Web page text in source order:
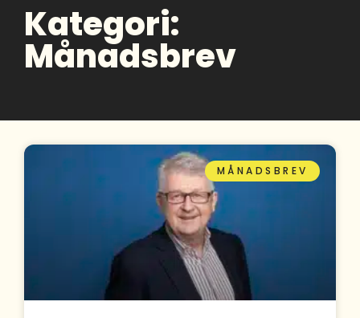
Kategori:
Månadsbrev
MÅNADSBREV